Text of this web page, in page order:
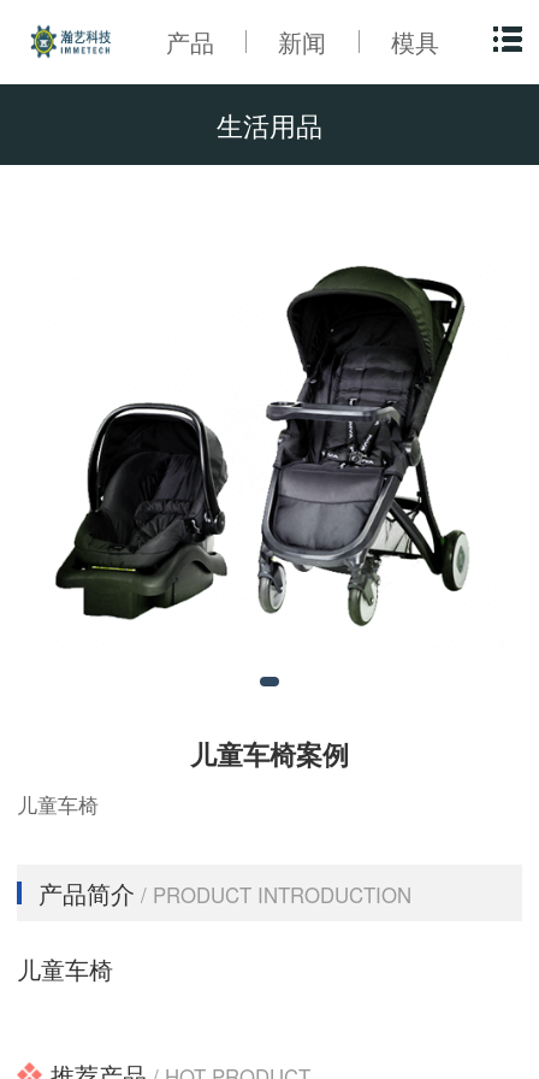
产品 新闻 模具
生活用品
儿童车椅案例
儿童车椅
产品简介/ PRODUCT INTRODUCTION
儿童车椅